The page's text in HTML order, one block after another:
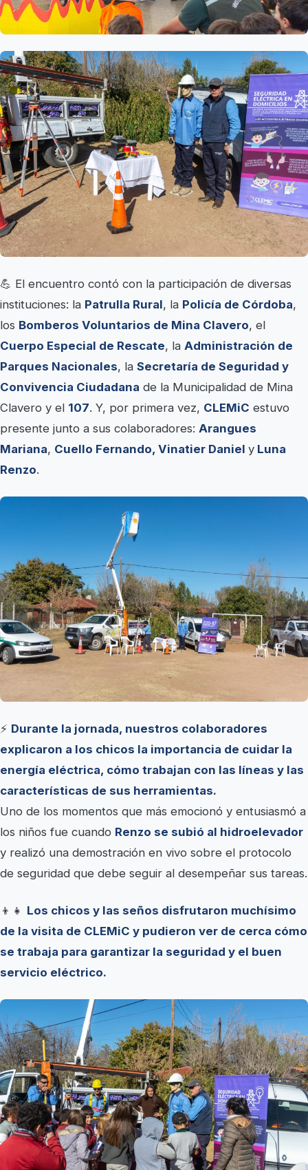
💪 El encuentro contó con la participación de diversas
instituciones: la Patrulla Rural, la Policía de Córdoba,
los Bomberos Voluntarios de Mina Clavero, el
Cuerpo Especial de Rescate, la Administración de
Parques Nacionales, la Secretaría de Seguridad y
Convivencia Ciudadana de la Municipalidad de Mina
Clavero y el 107. Y, por primera vez, CLEMiC estuvo
presente junto a sus colaboradores: Arangues
Mariana, Cuello Fernando, Vinatier Daniel y Luna
Renzo.
⚡ Durante la jornada, nuestros colaboradores
explicaron a los chicos la importancia de cuidar la
energía eléctrica, cómo trabajan con las líneas y las
características de sus herramientas.
Uno de los momentos que más emocionó y entusiasmó a
los niños fue cuando Renzo se subió al hidroelevador
y realizó una demostración en vivo sobre el protocolo
de seguridad que debe seguir al desempeñar sus tareas.
👦👧 Los chicos y las seños disfrutaron muchísimo
de la visita de CLEMiC y pudieron ver de cerca cómo
se trabaja para garantizar la seguridad y el buen
servicio eléctrico.